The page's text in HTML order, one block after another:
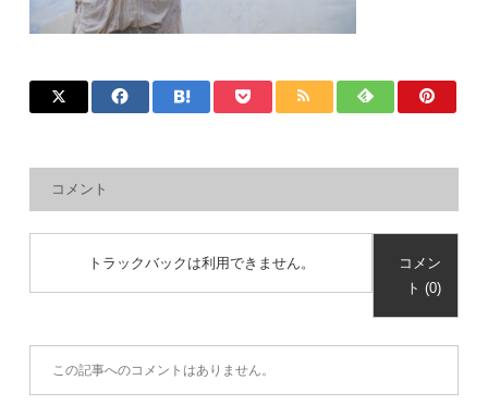
コメント
トラックバックは利用できません。
コメン
ト (0)
この記事へのコメントはありません。